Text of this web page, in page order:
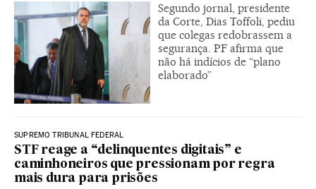
Segundo jornal, presidente
da Corte, Dias Toffoli, pediu
que colegas redobrassem a
segurança. PF afirma que
não há indícios de “plano
elaborado”
SUPREMO TRIBUNAL FEDERAL
STF reage a “delinquentes digitais” e
caminhoneiros que pressionam por regra
mais dura para prisões